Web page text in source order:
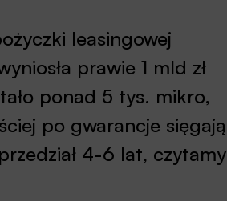
leasingowej
prawie 1 mld zł
ponad 5 tys. mikro,
po gwarancje sięgają
4-6 lat, czytamy